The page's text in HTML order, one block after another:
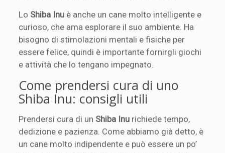
Lo Shiba Inu è anche un cane molto intelligente e
curioso, che ama esplorare il suo ambiente. Ha
bisogno di stimolazioni mentali e fisiche per
essere felice, quindi è importante fornirgli giochi
e attività che lo tengano impegnato.
Come prendersi cura di uno
Shiba Inu: consigli utili
Prendersi cura di un Shiba Inu richiede tempo,
dedizione e pazienza. Come abbiamo già detto, è
un cane molto indipendente e può essere un po’